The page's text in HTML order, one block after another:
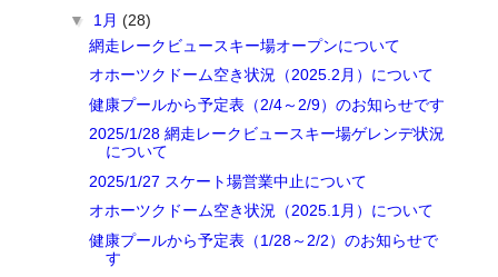
▼ 1月(28)
網走レークビュースキー場オープンについて
オホーツクドーム空き状況（2025.2月）について
健康プールから予定表（2/4～2/9）のお知らせです
2025/1/28 網走レークビュースキー場ゲレンデ状況
について
2025/1/27 スケート場営業中止について
オホーツクドーム空き状況（2025.1月）について
健康プールから予定表（1/28～2/2）のお知らせで
す